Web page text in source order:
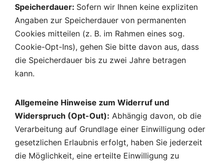
Speicherdauer: Sofern wir Ihnen keine expliziten
Angaben zur Speicherdauer von permanenten
Cookies mitteilen (z. B. im Rahmen eines sog.
Cookie-Opt-Ins), gehen Sie bitte davon aus, dass
die Speicherdauer bis zu zwei Jahre betragen
kann.
Allgemeine Hinweise zum Widerruf und
Widerspruch (Opt-Out): Abhängig davon, ob die
Verarbeitung auf Grundlage einer Einwilligung oder
gesetzlichen Erlaubnis erfolgt, haben Sie jederzeit
die Möglichkeit, eine erteilte Einwilligung zu